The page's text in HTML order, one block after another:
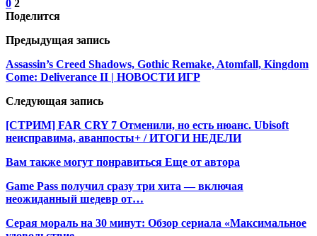
0 2
Поделится
Предыдущая запись
Assassin’s Creed Shadows, Gothic Remake, Atomfall, Kingdom
Come: Deliverance II | НОВОСТИ ИГР
Следующая запись
[СТРИМ] FAR CRY 7 Отменили, но есть нюанс. Ubisoft
неисправима, аванпосты+ / ИТОГИ НЕДЕЛИ
Вам также могут понравиться Еще от автора
Game Pass получил сразу три хита — включая
неожиданный шедевр от…
Серая мораль на 30 минут: Обзор сериала «Максимальное